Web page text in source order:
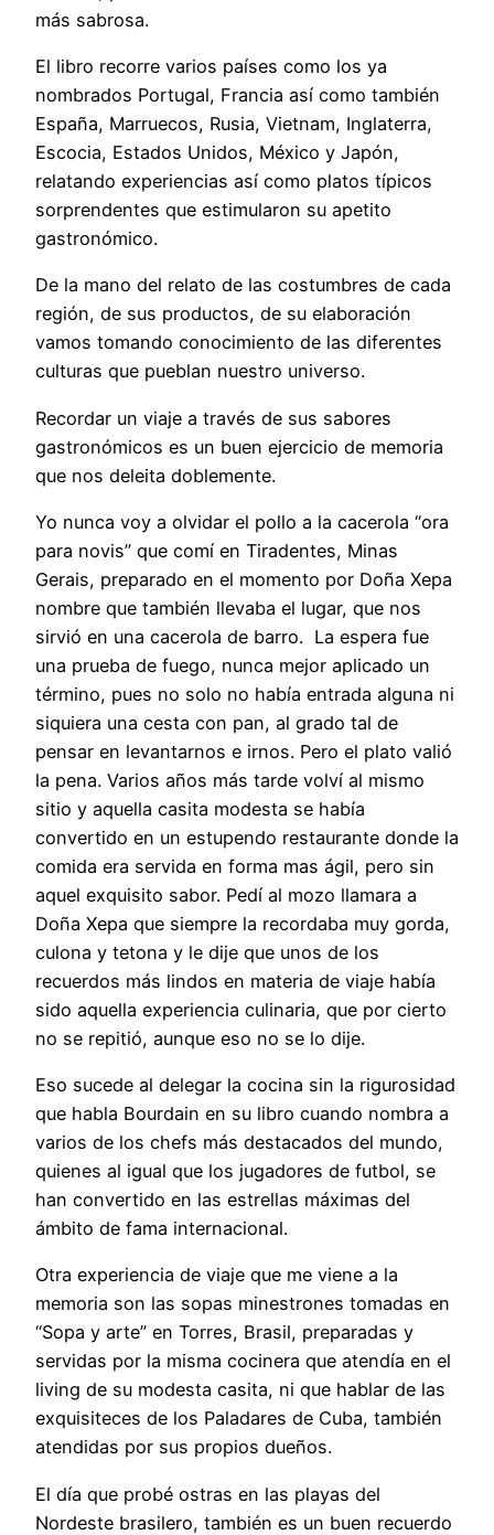
más sabrosa.
El libro recorre varios países como los ya
nombrados Portugal, Francia así como también
España, Marruecos, Rusia, Vietnam, Inglaterra,
Escocia, Estados Unidos, México y Japón,
relatando experiencias así como platos típicos
sorprendentes que estimularon su apetito
gastronómico.
De la mano del relato de las costumbres de cada
región, de sus productos, de su elaboración
vamos tomando conocimiento de las diferentes
culturas que pueblan nuestro universo.
Recordar un viaje a través de sus sabores
gastronómicos es un buen ejercicio de memoria
que nos deleita doblemente.
Yo nunca voy a olvidar el pollo a la cacerola “ora
para novis” que comí en Tiradentes, Minas
Gerais, preparado en el momento por Doña Xepa
nombre que también llevaba el lugar, que nos
sirvió en una cacerola de barro. La espera fue
una prueba de fuego, nunca mejor aplicado un
término, pues no solo no había entrada alguna ni
siquiera una cesta con pan, al grado tal de
pensar en levantarnos e irnos. Pero el plato valió
la pena. Varios años más tarde volví al mismo
sitio y aquella casita modesta se había
convertido en un estupendo restaurante donde la
comida era servida en forma mas ágil, pero sin
aquel exquisito sabor. Pedí al mozo llamara a
Doña Xepa que siempre la recordaba muy gorda,
culona y tetona y le dije que unos de los
recuerdos más lindos en materia de viaje había
sido aquella experiencia culinaria, que por cierto
no se repitió, aunque eso no se lo dije.
Eso sucede al delegar la cocina sin la rigurosidad
que habla Bourdain en su libro cuando nombra a
varios de los chefs más destacados del mundo,
quienes al igual que los jugadores de futbol, se
han convertido en las estrellas máximas del
ámbito de fama internacional.
Otra experiencia de viaje que me viene a la
memoria son las sopas minestrones tomadas en
“Sopa y arte” en Torres, Brasil, preparadas y
servidas por la misma cocinera que atendía en el
living de su modesta casita, ni que hablar de las
exquisiteces de los Paladares de Cuba, también
atendidas por sus propios dueños.
El día que probé ostras en las playas del
Nordeste brasilero, también es un buen recuerdo